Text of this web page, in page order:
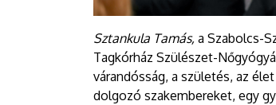
Sztankula Tamás, a Szabolcs-
Tagkórház Szülészet-
várandósság, a születés, az
dolgozó szakembereket, egy